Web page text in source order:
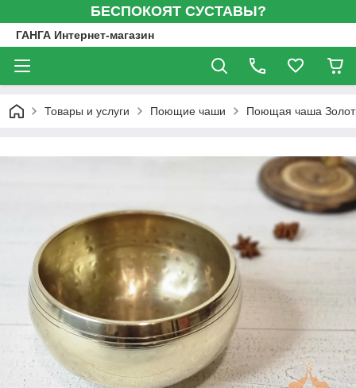
БЕСПОКОЯТ СУСТАВЫ?
ГАНГА Интернет-магазин
Товары и услуги Поющие чаши Поющая чаша